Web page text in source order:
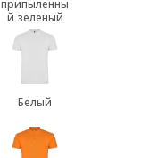
припыленны
й зеленый
Белый